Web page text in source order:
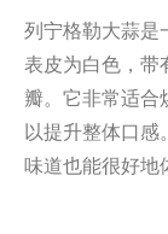
列宁格勒大蒜是
表皮为白色，带
瓣。它非常适合
以提升整体口感
味道也能很好地